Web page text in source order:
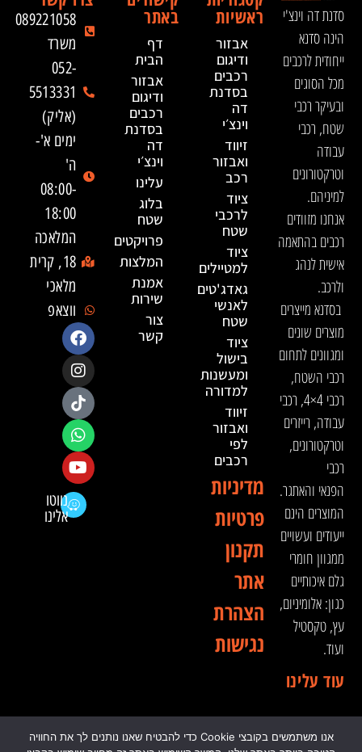
סדנת דה וינצ'י
הינה סדנא
ייחודית לרכבים
מכל הסוגים
ובעיקר רכבי
שטח, רכבי
עבודה
וטרקטורונים
למיניהם.
אנחנו מזוודים
רכבים בהתאמה
אישית לנהג
ולרכב.
בסדנא מייצרים
מוצרים שונים
ומגוונים לתחום
רכבי השטח,
רכבי 4×4, רכבי
עבודה, רייזרים
וטרקטורונים,
רכבי
הפנאי והאתגר.
המוצרים הינם
ייעודים ועשויים
ממגוון חומרי
גלם איכותיים
כגון: אלומיניום,
עץ, טקסטיל
ועוד.
עוד עלינו
ראשיות
אבזור
ודיגום
רכבים
בסדנת
דה
וינצ׳י
זיווד
ואבזור
רכב
ציוד
לרכבי
שטח
ציוד
למטיילים
גאדג'טים
לאנשי
שטח
ציוד
בישול
ומעשנות
למדורה
זיווד
ואבזור
לפי
רכבים
מדיניות
פרטיות
תקנון
אתר
הצהרת
נגישות
באתר
דף
הבית
אבזור
ודיגום
רכבים
בסדנת
דה
וינצ׳י
עלינו
בלוג
שטח
פרויקטים
המלצות
אמנת
שירות
צור
קשר
089221058
משרד
052-
5513331
(אליק)
ימים א'-
ה'
08:00-
18:00
המלאכה
18, קרית
מלאכי
ווצאפ
נווטו
אלינו
© 2024 כל הזכויות שמורות לדה וינצ'י - הסדנא לאבזור
אנו משתמשים בקובצי Cookie כדי להבטיח שאנו נותנים לך את החוויה